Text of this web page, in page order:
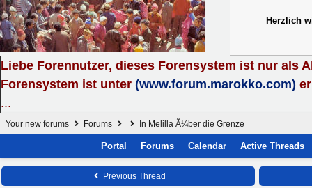
Herzlich
Liebe Forennutzer, dieses Forensystem ist nur als
Forensystem ist unter (www.forum.marokko.com)
...
Your new forums Forums In Melilla Ã¼ber die Grenze
Portal Forums Calendar Active Threads
Previous Thread